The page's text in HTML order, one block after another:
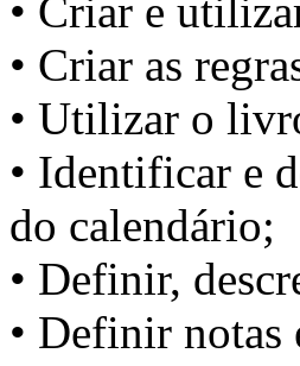
• Criar e
• Criar as
• Utilizar o
• Identificar e
do calendário;
• Definir,
• Definir notas